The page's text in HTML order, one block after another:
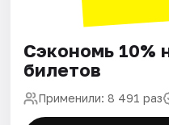
Сэкономь 10%
билетов
Применили: 8 491 раз